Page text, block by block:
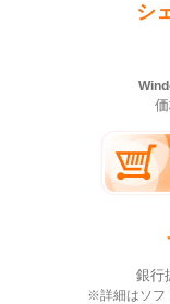
シ
銀行
※詳細はソフ